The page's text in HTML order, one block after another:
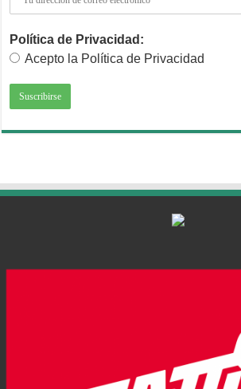
Política de Privacidad:
Acepto la Política de Privacidad